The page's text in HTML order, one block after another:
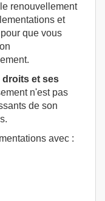
renouvellement
et
que vous
droits et ses
n'est pas
de son
avec :